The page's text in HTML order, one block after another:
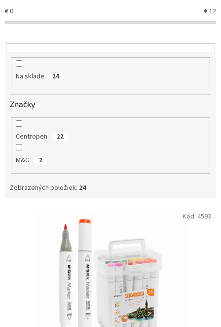
e
p
r
d
€0 €12
Na sklade 24
Značky
Centropen 22
M&G 2
Zobrazených položiek: 24
Kód: 4593